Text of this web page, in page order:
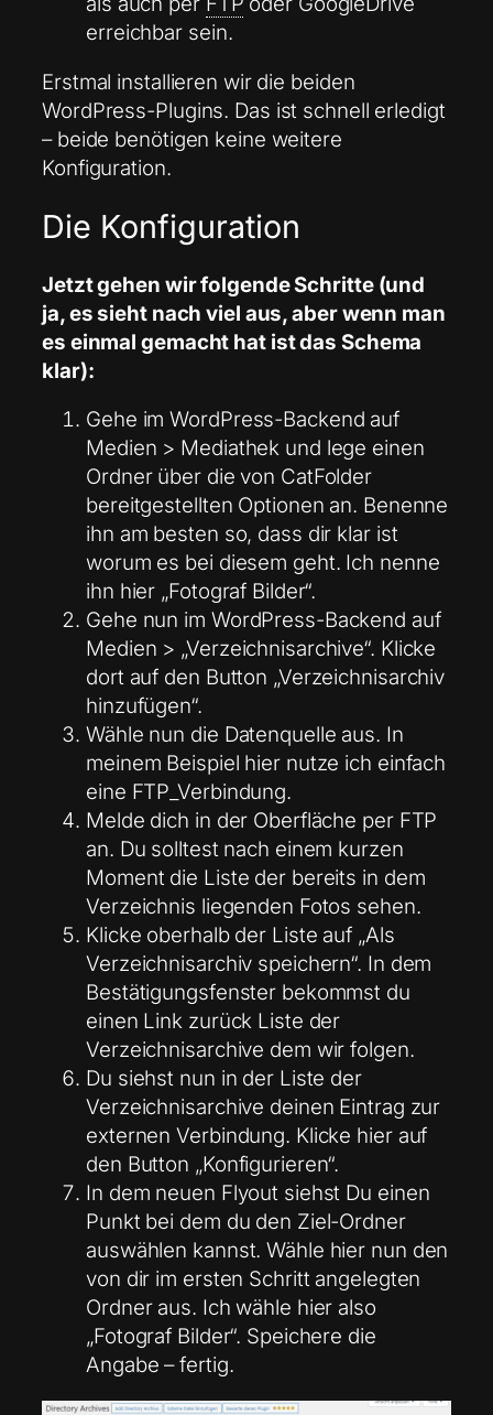
erreichbar sein.
Erstmal installieren wir die beiden
WordPress-Plugins. Das ist schnell erledigt
– beide benötigen keine weitere
Konfiguration.
Die Konfiguration
Jetzt gehen wir folgende Schritte (und
ja, es sieht nach viel aus, aber wenn man
es einmal gemacht hat ist das Schema
klar):
Gehe im WordPress-Backend auf
Medien > Mediathek und lege einen
Ordner über die von CatFolder
bereitgestellten Optionen an. Benenne
ihn am besten so, dass dir klar ist
worum es bei diesem geht. Ich nenne
ihn hier „Fotograf Bilder“.
Gehe nun im WordPress-Backend auf
Medien > „Verzeichnisarchive“. Klicke
dort auf den Button „Verzeichnisarchiv
hinzufügen“.
Wähle nun die Datenquelle aus. In
meinem Beispiel hier nutze ich einfach
eine FTP_Verbindung.
Melde dich in der Oberfläche per FTP
an. Du solltest nach einem kurzen
Moment die Liste der bereits in dem
Verzeichnis liegenden Fotos sehen.
Klicke oberhalb der Liste auf „Als
Verzeichnisarchiv speichern“. In dem
Bestätigungsfenster bekommst du
einen Link zurück Liste der
Verzeichnisarchive dem wir folgen.
Du siehst nun in der Liste der
Verzeichnisarchive deinen Eintrag zur
externen Verbindung. Klicke hier auf
den Button „Konfigurieren“.
In dem neuen Flyout siehst Du einen
Punkt bei dem du den Ziel-Ordner
auswählen kannst. Wähle hier nun den
von dir im ersten Schritt angelegten
Ordner aus. Ich wähle hier also
„Fotograf Bilder“. Speichere die
Angabe – fertig.